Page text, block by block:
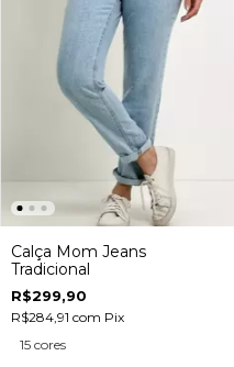
Calça Mom Jeans
Tradicional
R$299,90
R$284,91 com Pix
15 cores